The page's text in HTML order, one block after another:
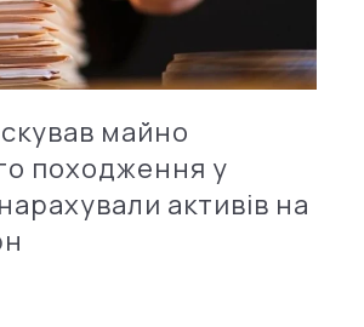
майно
походження у
активів на